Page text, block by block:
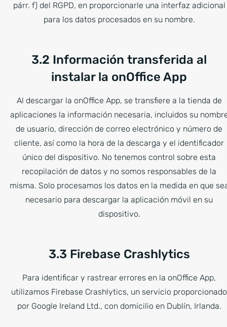
párr. f) del RGPD, en proporcionarle una interfaz adicional
para los datos procesados en su nombre.
3.2 Información transferida al
instalar la onOffice App
Al descargar la onOffice App, se transfiere a la tienda de
aplicaciones la información necesaria, incluidos su
de usuario, dirección de correo electrónico y número de
cliente, así como la hora de la descarga y el identificador
único del dispositivo. No tenemos control sobre esta
recopilación de datos y no somos responsables de la
misma. Solo procesamos los datos en la medida en que
necesario para descargar la aplicación móvil en su
dispositivo.
3.3 Firebase Crashlytics
Para identificar y rastrear errores en la onOffice App,
utilizamos Firebase Crashlytics, un servicio proporcionado
por Google Ireland Ltd., con domicilio en Dublín, Irlanda.